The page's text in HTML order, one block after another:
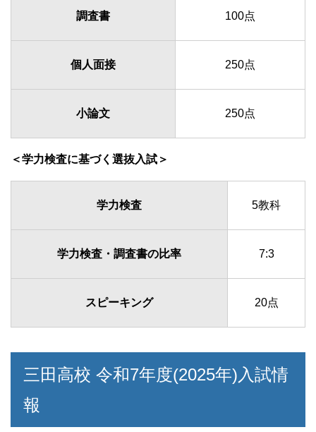
調査書 100点
個人面接 250点
小論文 250点
＜学力検査に基づく選抜入試＞
学力検査 5教科
学力検査・調査書の比率 7:3
スピーキング 20点
三田高校 令和7年度(2025年)入試情
報